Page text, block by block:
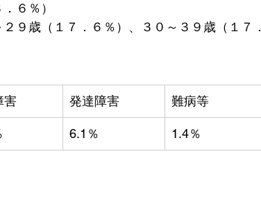
６％）
９歳（１７．６％）、３０～３９歳（１７．
害 発達障害 難病等
6.1％ 1.4％